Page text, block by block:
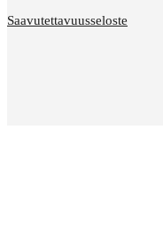
Saavutettavuusseloste